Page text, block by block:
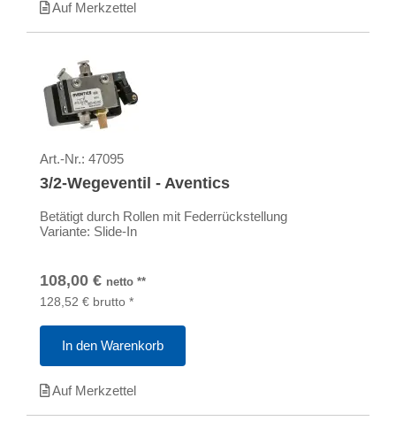
Auf Merkzettel
Art.-Nr.: 47095
3/2-Wegeventil - Aventics
Betätigt durch Rollen mit Federrückstellung
Variante: Slide-In
108,00 € netto **
128,52 € brutto *
In den Warenkorb
Auf Merkzettel